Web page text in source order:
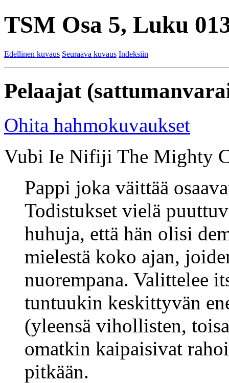
TSM Osa 5, Luku
Edellinen kuvaus Seuraava kuvaus Indeksiin
Pelaajat
Ohita hahmokuvaukset
Vubi Ie Nifiji The Mighty
Pappi joka väittää
Todistukset vielä
huhuja, että hän olisi
mielestä koko ajan,
nuorempana. Valittelee
tuntuukin keskittyvän
(yleensä vihollisten,
omatkin kaipaisivat
pitkään.